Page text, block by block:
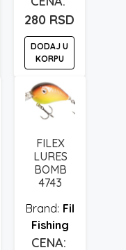
280 RSD
DODAJ U
KORPU
FILEX
LURES
BOMB
4743
Fil
Fishing